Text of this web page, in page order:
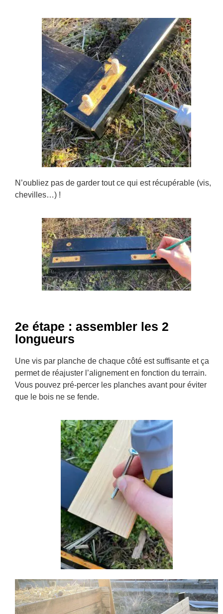
N’oubliez pas de garder tout ce qui est récupérable (vis,
chevilles…) !
2e étape : assembler les 2
longueurs
Une vis par planche de chaque côté est suffisante et ça
permet de réajuster l’alignement en fonction du terrain.
Vous pouvez pré-percer les planches avant pour éviter
que le bois ne se fende.